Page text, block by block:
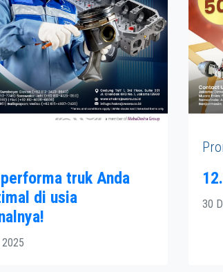
truk Anda
di usia
30